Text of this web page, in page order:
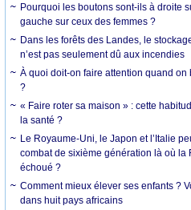
Pourquoi les boutons sont-ils à droite
gauche sur ceux des femmes ?
Dans les forêts des Landes, le
n’est pas seulement dû aux incendies
À quoi doit-on faire attention quand
?
« Faire roter sa maison » : cette
la santé ?
Le Royaume-Uni, le Japon et l’Italie
combat de sixième génération là où la
échoué ?
Comment mieux élever ses enfants ?
dans huit pays africains